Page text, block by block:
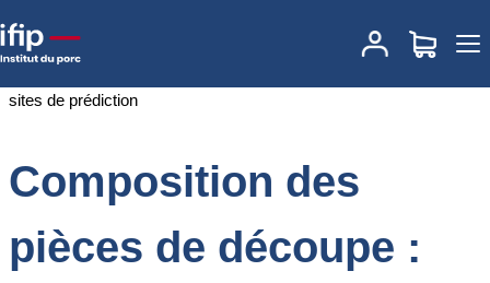
Accueil
Composition des pièces de découpe :
recherche de nouveaux sites de prédiction
Composition des
pièces de découpe :